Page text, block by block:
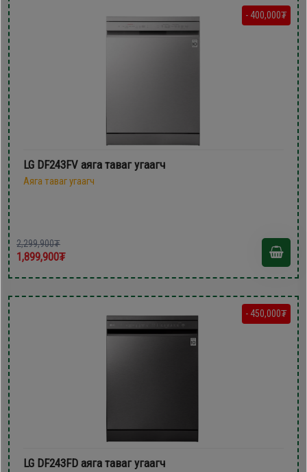
- 400,000₮
LG DF243FV аяга таваг угаагч
Аяга таваг угаагч
2,299,900₮
1,899,900₮
- 450,000₮
LG DF243FD аяга таваг угаагч